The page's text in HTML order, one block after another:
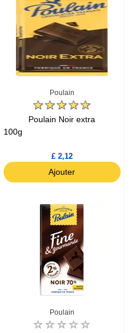
Poulain
Poulain Noir extra
100g
£ 2,12
Ajouter
Poulain